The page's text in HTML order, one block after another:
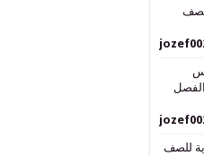
للصف